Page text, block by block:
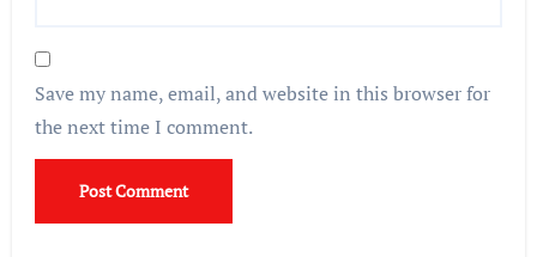
Save my name, email, and website in this browser for
the next time I comment.